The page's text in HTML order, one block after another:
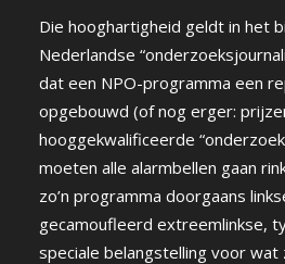
Die hooghartigheid geldt in het
Nederlandse
dat een NPO-programma een
opgebouwd (of nog erger:
hooggekwalificeerde
moeten alle alarmbellen gaan
zo’n programma doorgaans
gecamoufleerd extreemlinkse,
speciale belangstelling voor wat